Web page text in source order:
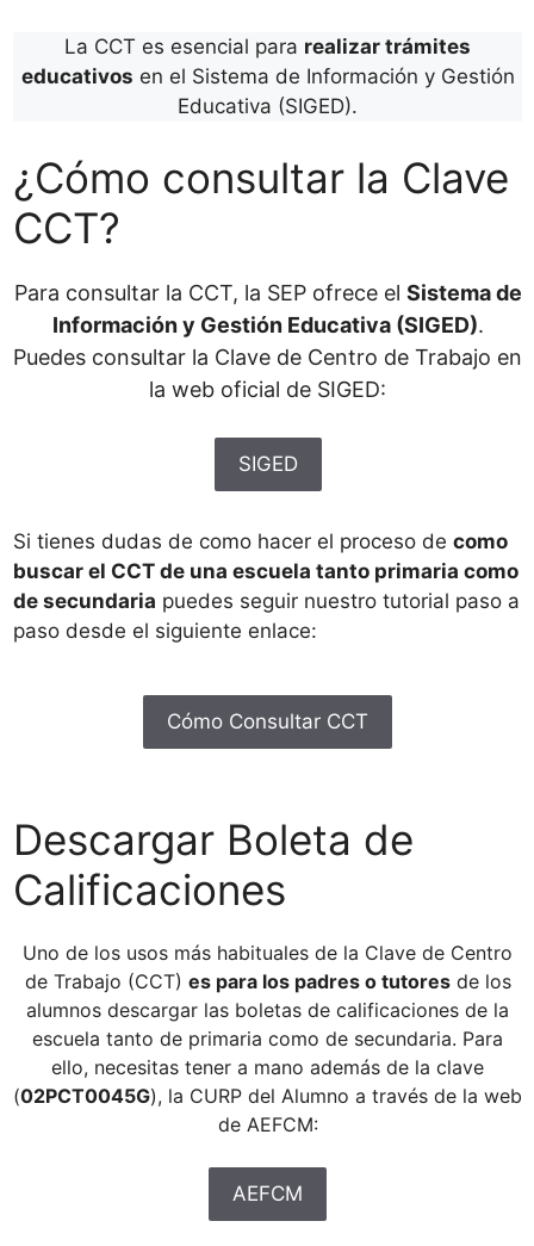
La CCT es esencial para realizar trámites
educativos en el Sistema de Información y Gestión
Educativa (SIGED).
¿Cómo consultar la Clave
CCT?
Para consultar la CCT, la SEP ofrece el Sistema de
Información y Gestión Educativa (SIGED).
Puedes consultar la Clave de Centro de Trabajo en
la web oficial de SIGED:
SIGED
Si tienes dudas de como hacer el proceso de como
buscar el CCT de una escuela tanto primaria como
de secundaria puedes seguir nuestro tutorial paso a
paso desde el siguiente enlace:
Cómo Consultar CCT
Descargar Boleta de
Calificaciones
Uno de los usos más habituales de la Clave de Centro
de Trabajo (CCT) es para los padres o tutoresde los
alumnos descargar las boletas de calificaciones de la
escuela tanto de primaria como de secundaria. Para
ello, necesitas tener a mano además de la clave
(02PCT0045G), la CURP del Alumno a través de la web
de AEFCM:
AEFCM